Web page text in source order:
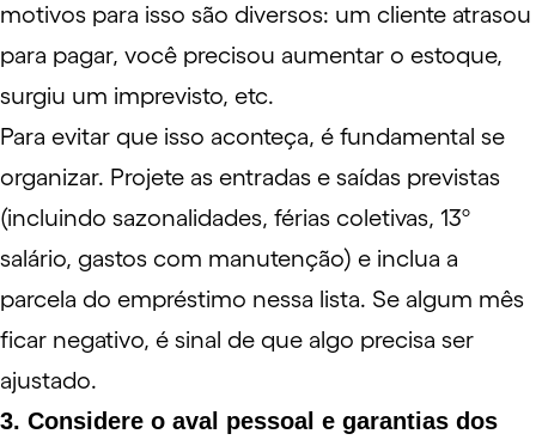
motivos para isso são diversos: um cliente atrasou
para pagar, você precisou aumentar o estoque,
surgiu um imprevisto, etc.
Para evitar que isso aconteça, é fundamental se
organizar. Projete as entradas e saídas previstas
(incluindo sazonalidades, férias coletivas, 13º
salário, gastos com manutenção) e inclua a
parcela do empréstimo nessa lista. Se algum mês
ficar negativo, é sinal de que algo precisa ser
ajustado.
3. Considere o aval pessoal e garantias dos